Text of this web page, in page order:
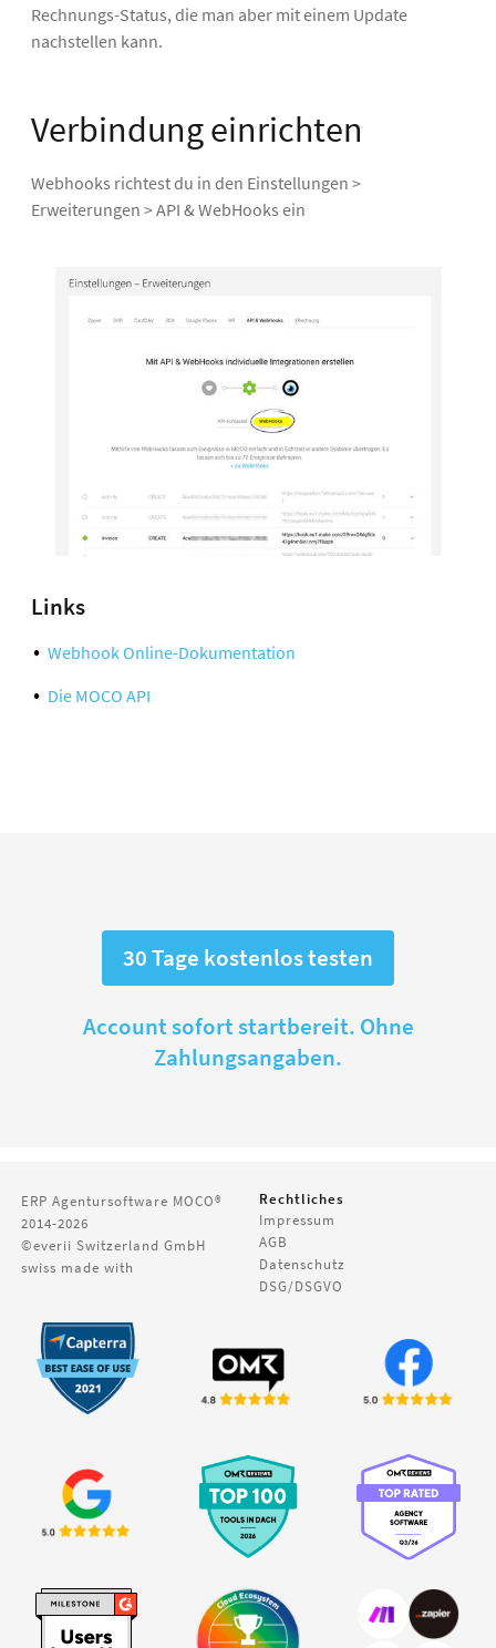
Rechnungs-Status, die man aber mit einem Update
nachstellen kann.
Verbindung einrichten
Webhooks richtest du in den Einstellungen >
Erweiterungen > API & WebHooks ein
Links
Webhook Online-Dokumentation
Die MOCO API
30 Tage kostenlos testen
Account sofort startbereit. Ohne
Zahlungsangaben.
ERP Agentursoftware MOCO®
2014-2026
©everii Switzerland GmbH
swiss made with
Rechtliches
Impressum
AGB
Datenschutz
DSG/DSGVO